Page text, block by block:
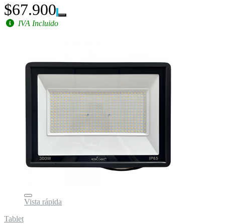
$67.900
IVA Incluido
Vista rápida
Tablet